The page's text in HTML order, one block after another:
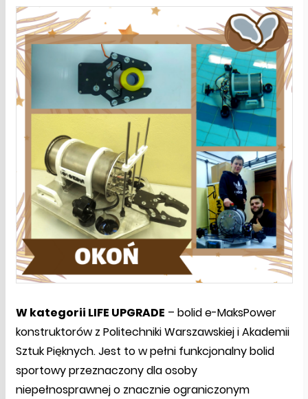
W kategorii LIFE UPGRADE – bolid e-MaksPower
konstruktorów z Politechniki Warszawskiej i Akademii
Sztuk Pięknych. Jest to w pełni funkcjonalny bolid
sportowy przeznaczony dla osoby
niepełnosprawnej o znacznie ograniczonym